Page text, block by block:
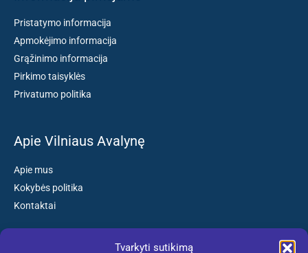
Tvarkyti sutikimą
Pristatymo informacija
Apmokėjimo informacija
Grąžinimo informacija
Pirkimo taisyklės
Privatumo politika
Apie Vilniaus Avalynę
Apie mus
Kokybės politika
Kontaktai